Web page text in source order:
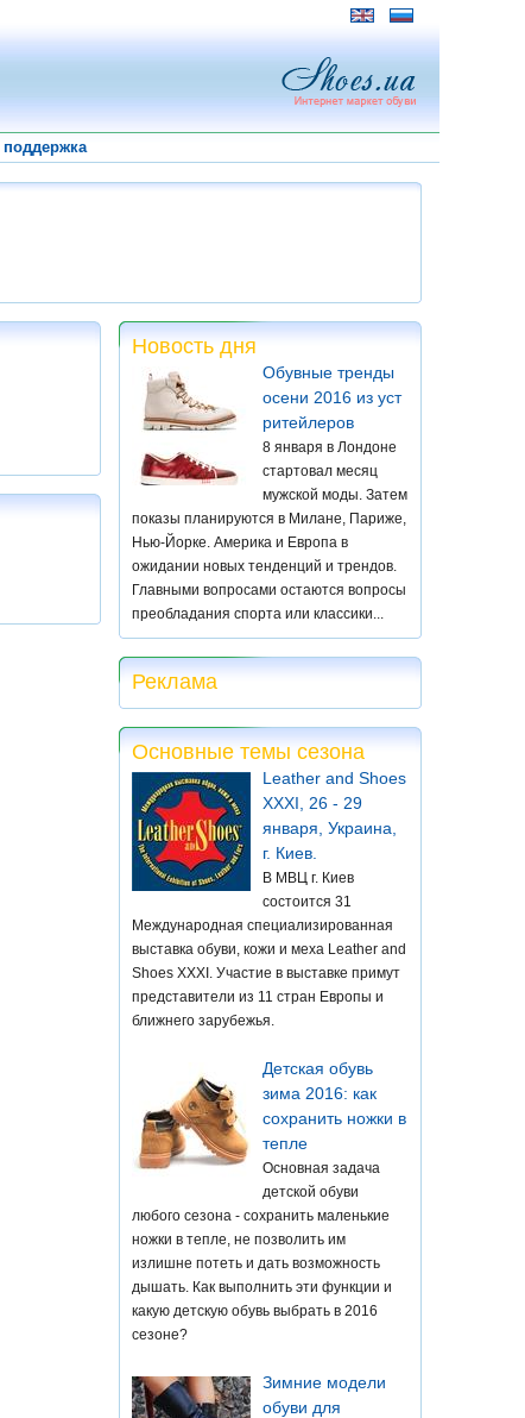
поддержка
Новость дня
Обувные тренды
осени 2016 из уст
ритейлеров
8 января в Лондоне
стартовал месяц
мужской моды. Затем
показы планируются в Милане, Париже,
Нью-Йорке. Америка и Европа в
ожидании новых тенденций и трендов.
Главными вопросами остаются вопросы
преобладания спорта или классики...
Реклама
Основные темы сезона
Leather and Shoes
XXXI, 26 - 29
января, Украина,
г. Киев.
В МВЦ г. Киев
состоится 31
Международная специализированная
выставка обуви, кожи и меха Leather and
Shoes XXXI. Участие в выставке примут
представители из 11 стран Европы и
ближнего зарубежья.
Детская обувь
зима 2016: как
сохранить ножки в
тепле
Основная задача
детской обуви
любого сезона - сохранить маленькие
ножки в тепле, не позволить им
излишне потеть и дать возможность
дышать. Как выполнить эти функции и
какую детскую обувь выбрать в 2016
сезоне?
Зимние модели
обуви для